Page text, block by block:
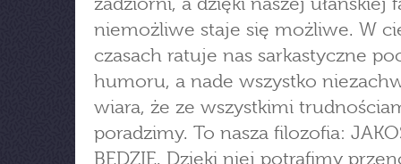
niemożliwe staje się możliwe. W
czasach ratuje nas sarkastyczne
humoru, a nade wszystko
wiara, że ze wszystkimi
poradzimy. To nasza filozofia:
BĘDZIE. Dzięki niej potrafimy